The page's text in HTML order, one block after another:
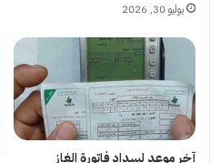
يوليو 30, 2026
آخر موعد لسداد فاتورة الغاز